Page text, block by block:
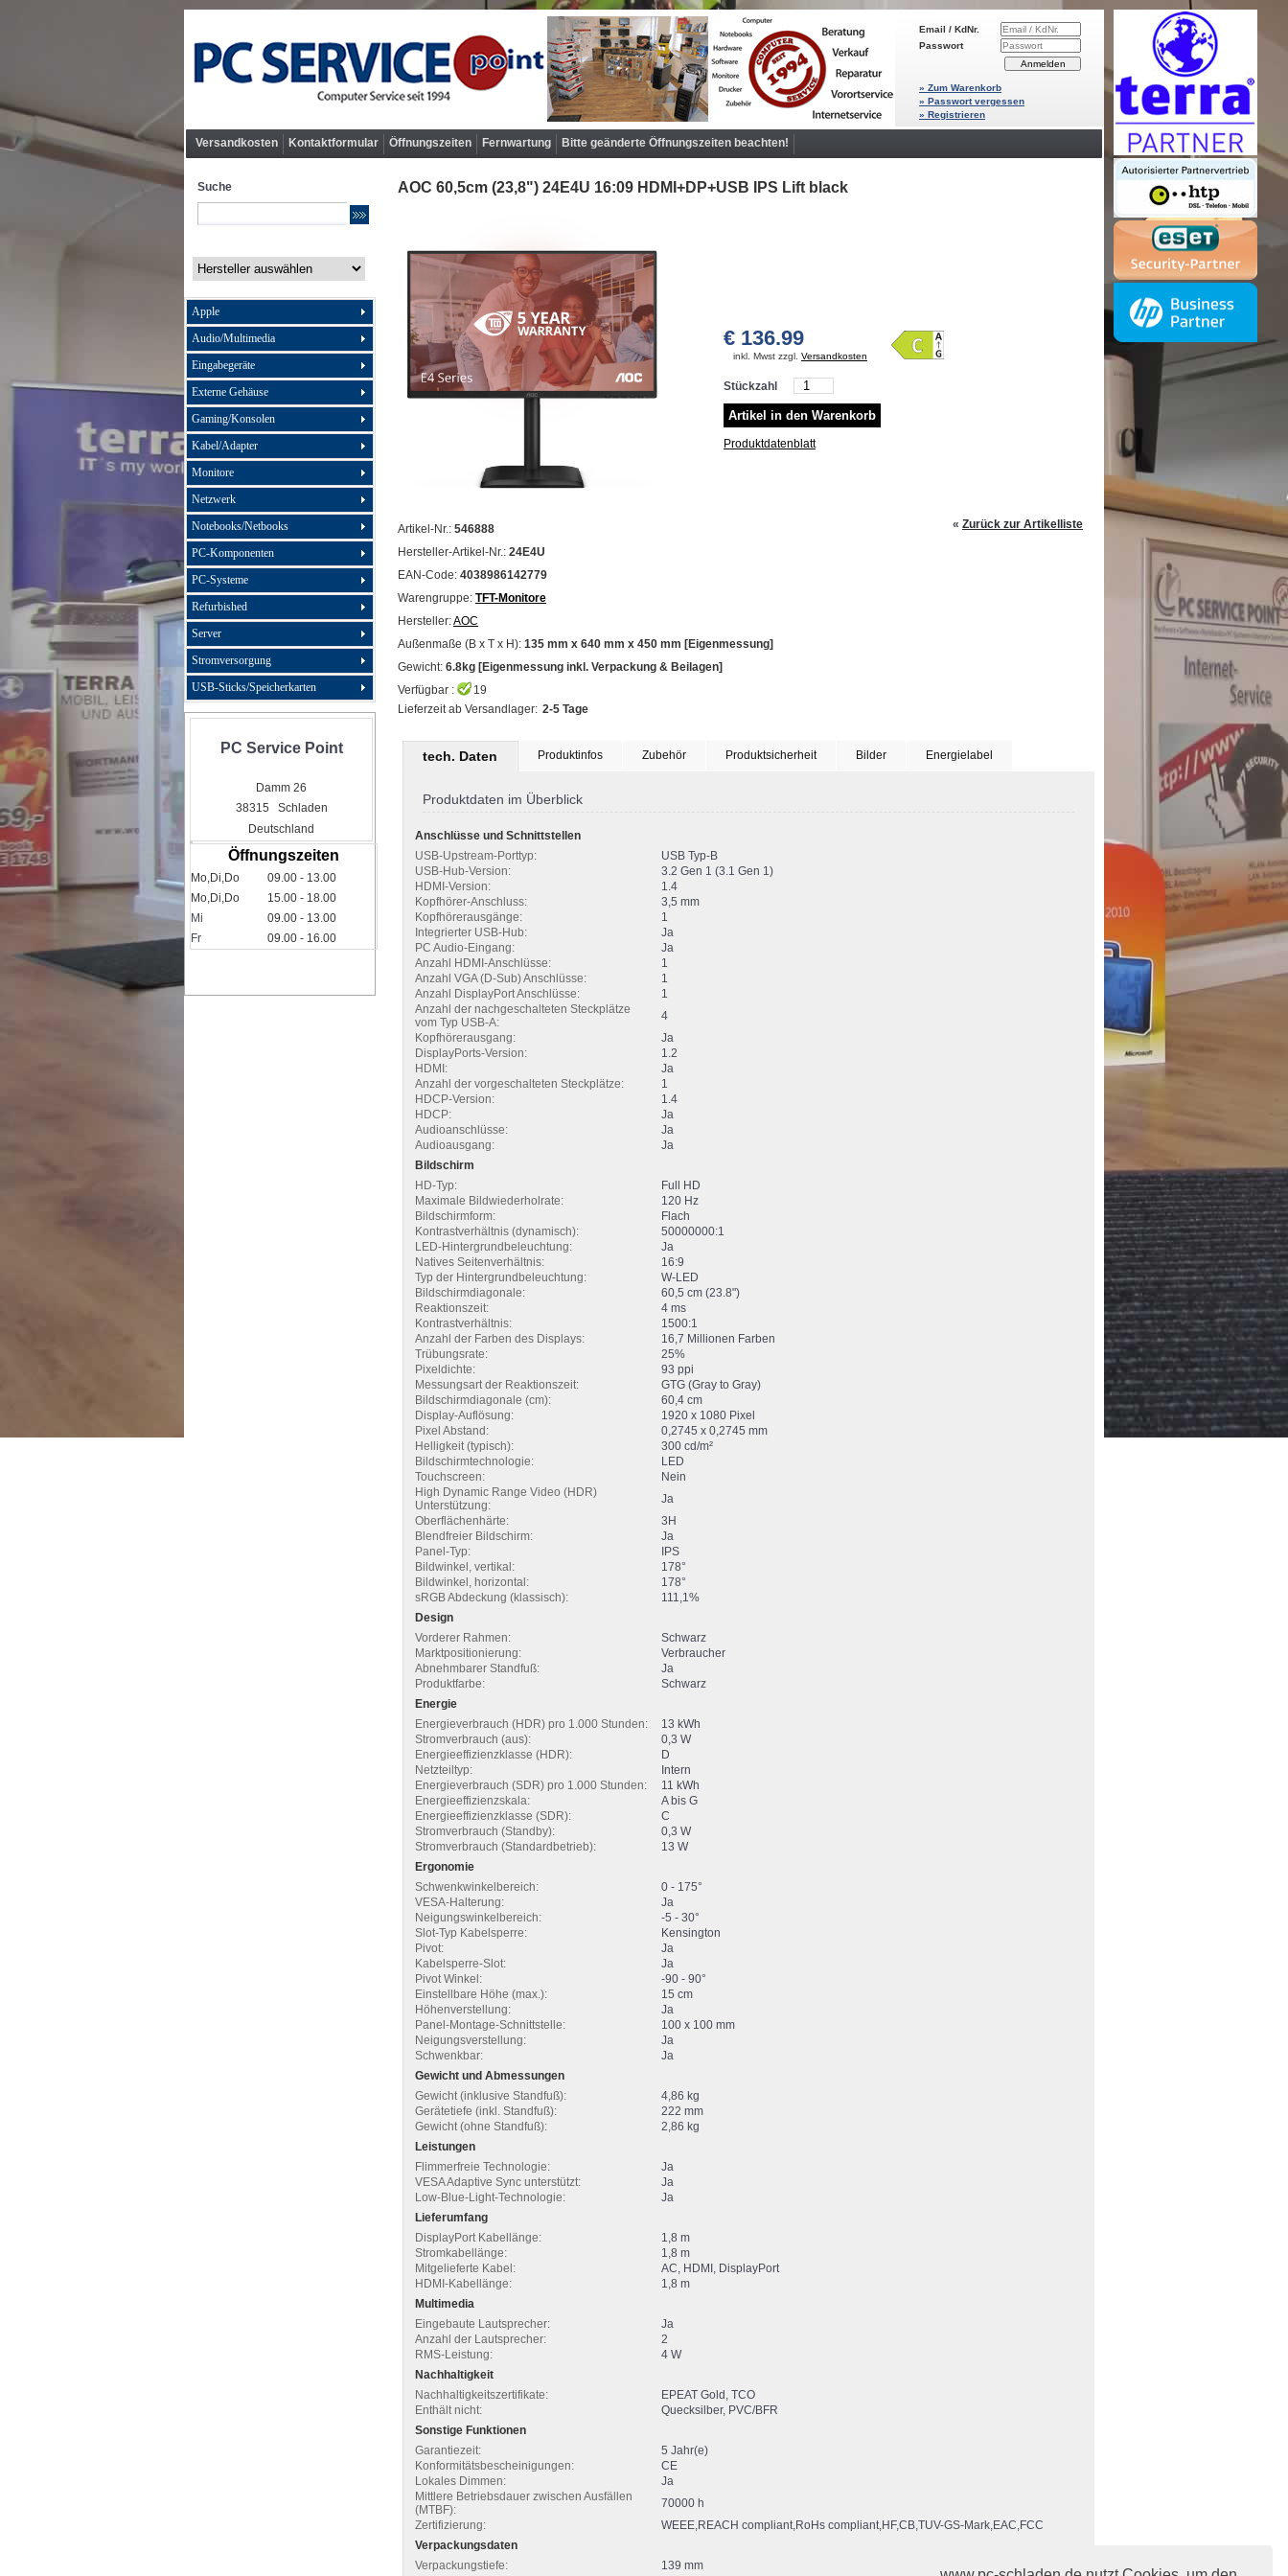
Email / KdNr.
Passwort
» Zum Warenkorb
» Passwort vergessen
» Registrieren
Versandkosten Kontaktformular Öffnungszeiten Fernwartung Bitte geänderte Öffnungszeiten beachten!
Suche
Apple
Audio/Multimedia
Eingabegeräte
Externe Gehäuse
Gaming/Konsolen
Kabel/Adapter
Monitore
Netzwerk
Notebooks/Netbooks
PC-Komponenten
PC-Systeme
Refurbished
Server
Stromversorgung
USB-Sticks/Speicherkarten
PC Service Point
Damm 26
38315 Schladen
Deutschland
Öffnungszeiten
Mo,Di,Do
09.00 - 13.00
Mo,Di,Do
15.00 - 18.00
Mi
09.00 - 13.00
Fr
09.00 - 16.00
AOC 60,5cm (23,8") 24E4U 16:09 HDMI+DP+USB IPS Lift black
Artikel-Nr.: 546888
Hersteller-Artikel-Nr.: 24E4U
EAN-Code: 4038986142779
Warengruppe: TFT-Monitore
Hersteller:AOC
Außenmaße (B x T x H): 135 mm x 640 mm x 450 mm [Eigenmessung]
Gewicht: 6.8kg [Eigenmessung inkl. Verpackung & Beilagen]
Verfügbar :
19
Lieferzeit ab Versandlager: 2-5 Tage
€ 136.99
inkl. Mwst zzgl. Versandkosten
Stückzahl
Produktdatenblatt
« Zurück zur Artikelliste
tech. Daten Produktinfos Zubehör Produktsicherheit Bilder Energielabel
Produktdaten im Überblick
Anschlüsse und Schnittstellen
USB-Upstream-Porttyp:
USB Typ-B
USB-Hub-Version:
3.2 Gen 1 (3.1 Gen 1)
HDMI-Version:
1.4
Kopfhörer-Anschluss:
3,5 mm
Kopfhörerausgänge:
1
Integrierter USB-Hub:
Ja
PC Audio-Eingang:
Ja
Anzahl HDMI-Anschlüsse:
1
Anzahl VGA (D-Sub) Anschlüsse:
1
Anzahl DisplayPort Anschlüsse:
1
Anzahl der nachgeschalteten Steckplätze
vom Typ USB-A:
4
Kopfhörerausgang:
Ja
DisplayPorts-Version:
1.2
HDMI:
Ja
Anzahl der vorgeschalteten Steckplätze:
1
HDCP-Version:
1.4
HDCP:
Ja
Audioanschlüsse:
Ja
Audioausgang:
Ja
Bildschirm
HD-Typ:
Full HD
Maximale Bildwiederholrate:
120 Hz
Bildschirmform:
Flach
Kontrastverhältnis (dynamisch):
50000000:1
LED-Hintergrundbeleuchtung:
Ja
Natives Seitenverhältnis:
16:9
Typ der Hintergrundbeleuchtung:
W-LED
Bildschirmdiagonale:
60,5 cm (23.8")
Reaktionszeit:
4 ms
Kontrastverhältnis:
1500:1
Anzahl der Farben des Displays:
16,7 Millionen Farben
Trübungsrate:
25%
Pixeldichte:
93 ppi
Messungsart der Reaktionszeit:
GTG (Gray to Gray)
Bildschirmdiagonale (cm):
60,4 cm
Display-Auflösung:
1920 x 1080 Pixel
Pixel Abstand:
0,2745 x 0,2745 mm
Helligkeit (typisch):
300 cd/m²
Bildschirmtechnologie:
LED
Touchscreen:
Nein
High Dynamic Range Video (HDR)
Unterstützung:
Ja
Oberflächenhärte:
3H
Blendfreier Bildschirm:
Ja
Panel-Typ:
IPS
Bildwinkel, vertikal:
178°
Bildwinkel, horizontal:
178°
sRGB Abdeckung (klassisch):
111,1%
Design
Vorderer Rahmen:
Schwarz
Marktpositionierung:
Verbraucher
Abnehmbarer Standfuß:
Ja
Produktfarbe:
Schwarz
Energie
Energieverbrauch (HDR) pro 1.000 Stunden:
13 kWh
Stromverbrauch (aus):
0,3 W
Energieeffizienzklasse (HDR):
D
Netzteiltyp:
Intern
Energieverbrauch (SDR) pro 1.000 Stunden:
11 kWh
Energieeffizienzskala:
A bis G
Energieeffizienzklasse (SDR):
C
Stromverbrauch (Standby):
0,3 W
Stromverbrauch (Standardbetrieb):
13 W
Ergonomie
Schwenkwinkelbereich:
0 - 175°
VESA-Halterung:
Ja
Neigungswinkelbereich:
-5 - 30°
Slot-Typ Kabelsperre:
Kensington
Pivot:
Ja
Kabelsperre-Slot:
Ja
Pivot Winkel:
-90 - 90°
Einstellbare Höhe (max.):
15 cm
Höhenverstellung:
Ja
Panel-Montage-Schnittstelle:
100 x 100 mm
Neigungsverstellung:
Ja
Schwenkbar:
Ja
Gewicht und Abmessungen
Gewicht (inklusive Standfuß):
4,86 kg
Gerätetiefe (inkl. Standfuß):
222 mm
Gewicht (ohne Standfuß):
2,86 kg
Leistungen
Flimmerfreie Technologie:
Ja
VESA Adaptive Sync unterstützt:
Ja
Low-Blue-Light-Technologie:
Ja
Lieferumfang
DisplayPort Kabellänge:
1,8 m
Stromkabellänge:
1,8 m
Mitgelieferte Kabel:
AC, HDMI, DisplayPort
HDMI-Kabellänge:
1,8 m
Multimedia
Eingebaute Lautsprecher:
Ja
Anzahl der Lautsprecher:
2
RMS-Leistung:
4 W
Nachhaltigkeit
Nachhaltigkeitszertifikate:
EPEAT Gold, TCO
Enthält nicht:
Quecksilber, PVC/BFR
Sonstige Funktionen
Garantiezeit:
5 Jahr(e)
Konformitätsbescheinigungen:
CE
Lokales Dimmen:
Ja
Mittlere Betriebsdauer zwischen Ausfällen
(MTBF):
70000 h
Zertifizierung:
WEEE,REACH compliant,RoHs compliant,HF,CB,TUV-GS-Mark,EAC,FCC
Verpackungsdaten
Verpackungstiefe:
139 mm